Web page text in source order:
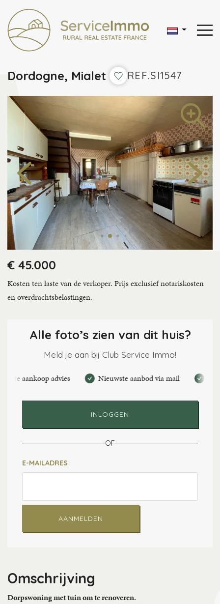
Dordogne, Mialet REF.SI1547
€ 45.000
Kosten ten laste van de verkoper. Prijs exclusief notariskosten
en overdrachtsbelastingen.
Alle foto’s zien van dit huis?
Meld je aan bij Club Service Immo!
aankoop advies Nieuwste aanbod via mail Maak
INLOGGEN
OF
E-MAILADRES
AANMELDEN
Omschrijving
Dorpswoning met tuin om te renoveren.